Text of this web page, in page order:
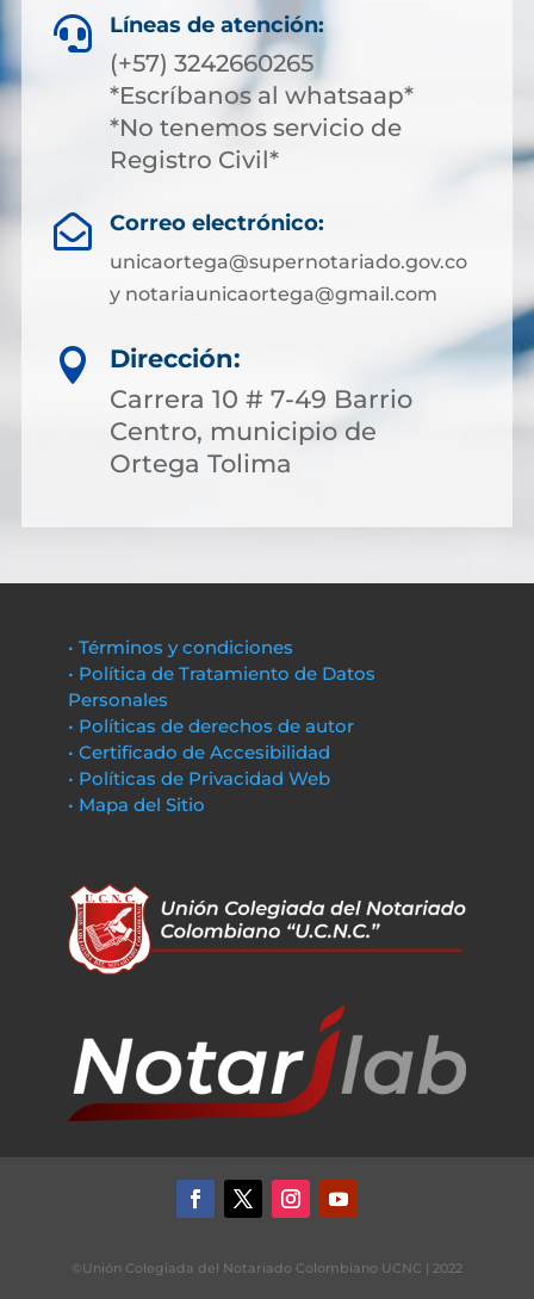
 Líneas de atención:
(+57) 3242660265
*Escríbanos al whatsaap*
*No tenemos servicio de
Registro Civil*
 Correo electrónico:
unicaortega@supernotariado.gov.co
y notariaunicaortega@gmail.com

Dirección:
Carrera 10 # 7-49 Barrio
Centro, municipio de
Ortega Tolima
• Términos y condiciones
• Política de Tratamiento de Datos
Personales
• Políticas de derechos de autor
• Certificado de Accesibilidad
• Políticas de Privacidad Web
• Mapa del Sitio
©Unión Colegiada del Notariado Colombiano UCNC | 2022